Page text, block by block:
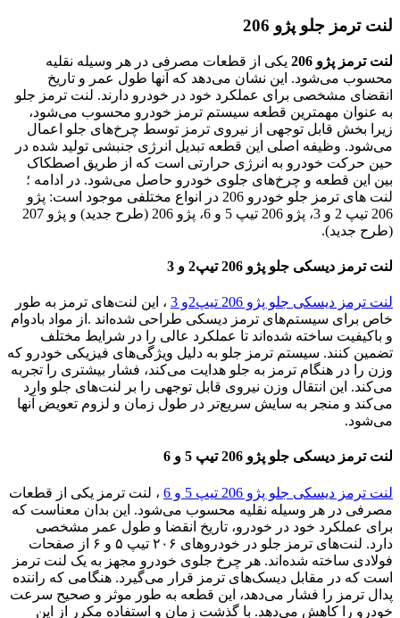
لنت ترمز جلو پژو 206
لنت ترمز پژو 206
یکی از قطعات مصرفی در هر وسیله نقلیه
محسوب می‌شود. این نشان می‌دهد که آنها طول عمر و تاریخ
انقضای مشخصی برای عملکرد خود در خودرو دارند. لنت ترمز جلو
به عنوان مهمترین قطعه سیستم ترمز خودرو محسوب می‌شود،
زیرا بخش قابل توجهی از نیروی ترمز توسط چرخ‌های جلو اعمال
می‌شود. وظیفه اصلی این قطعه تبدیل انرژی جنبشی تولید شده در
حین حرکت خودرو به انرژی حرارتی است که از طریق اصطکاک
بین این قطعه و چرخ‌های جلوی خودرو حاصل می‌شود. در ادامه ؛
لنت های ترمز جلو خودرو 206 در انواع مختلفی موجود است: پژو
206 تیپ 2 و 3، پژو 206 تیپ 5 و 6، پژو 206 (طرح جدید) و پژو 207
(طرح جدید).
لنت ترمز دیسکی جلو پژو 206 تیپ2 و 3
لنت ترمز دیسکی جلو پژو 206 تیپ2و 3
، این لنت‌های ترمز به طور
خاص برای سیستم‌های ترمز دیسکی طراحی شده‌اند .از مواد بادوام
و باکیفیت ساخته شده‌اند تا عملکرد عالی را در شرایط مختلف
تضمین کنند. سیستم ترمز جلو به دلیل ویژگی‌های فیزیکی خودرو که
وزن را در هنگام ترمز به جلو هدایت می‌کند، فشار بیشتری را تجربه
می‌کند. این انتقال وزن نیروی قابل توجهی را بر لنت‌های جلو وارد
می‌کند و منجر به سایش سریع‌تر در طول زمان و لزوم تعویض آنها
می‌شود.
لنت ترمز دیسکی جلو پژو 206 تیپ 5 و 6
لنت ترمز دیسکی جلو پژو 206 تیپ 5 و 6
، لنت ترمز یکی از قطعات
مصرفی در هر وسیله نقلیه محسوب می‌شود. این بدان معناست که
برای عملکرد خود در خودرو، تاریخ انقضا و طول عمر مشخصی
دارد. لنت‌های ترمز جلو در خودروهای ۲۰۶ تیپ ۵ و ۶ از صفحات
فولادی ساخته شده‌اند. هر چرخ جلوی خودرو مجهز به یک لنت ترمز
است که در مقابل دیسک‌های ترمز قرار می‌گیرد. هنگامی که راننده
پدال ترمز را فشار می‌دهد، این قطعه به طور موثر و صحیح سرعت
خودرو را کاهش می‌دهد. با گذشت زمان و استفاده مکرر از این